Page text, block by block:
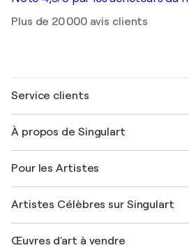
Plus de 20 000 avis clients
Service clients
Expédition
Offrir une carte cadeau
Rejoignez notre programme
Mon compte
+33 1 76 44 06 42
À propos de Singulart
FAQ
Magazine Singulart
Emplois
Découvrez une sélection d'art
Pour les Artistes
Se connecter en tant qu'Artiste
Artistes Célèbres sur Singulart
Marc Chagall
Œuvres d'art à vendre